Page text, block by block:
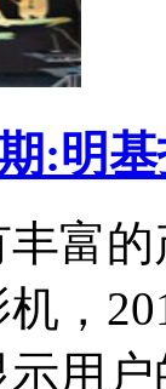
:明
富
，
用